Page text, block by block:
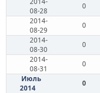
08-28
0
2014-
08-29
0
2014-
08-30
0
2014-
08-31
0
Июль
2014
0